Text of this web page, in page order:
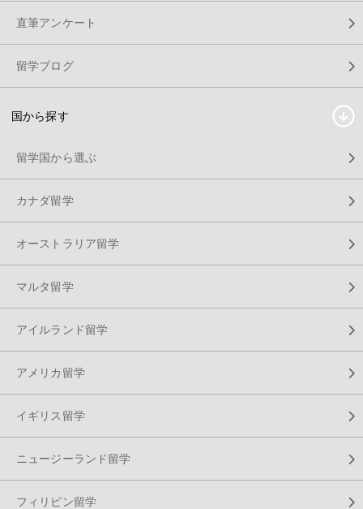
直筆アンケート
留学ブログ
国から探す
留学国から選ぶ
カナダ留学
オーストラリア留学
マルタ留学
アイルランド留学
アメリカ留学
イギリス留学
ニュージーランド留学
フィリピン留学